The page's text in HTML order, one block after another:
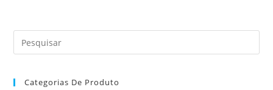
Categorias De Produto